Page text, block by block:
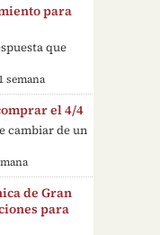
para
que
semana
el 4/4
cambiar de un
de Gran
para